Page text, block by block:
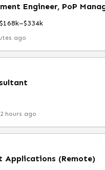
$168k–$334k
ago
hours ago
Applications (Remote)